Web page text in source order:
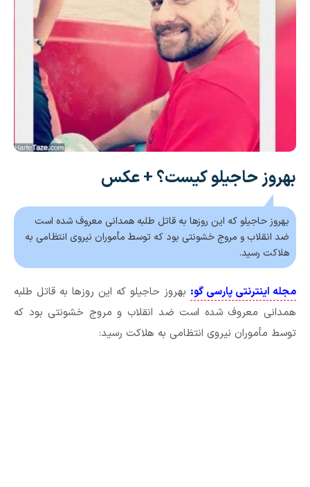
بهروز حاجیلو کیست؟ + عکس
بهروز حاجیلو که این روزها به قاتل طلبه همدانی معروف شده است
ضد انقلاب و مروج خشونتی بود که توسط مأموران نیروی انتظامی به
هلاکت رسید.
مجله اینترنتی پارسی گو: بهروز حاجیلو که این روزها به قاتل طلبه
همدانی معروف شده است ضد انقلاب و مروج خشونتی بود که
توسط مأموران نیروی انتظامی به هلاکت رسید: